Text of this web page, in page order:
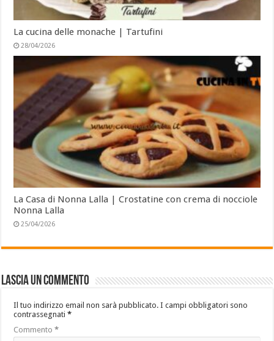
La cucina delle monache | Tartufini
28/04/2026
La Casa di Nonna Lalla | Crostatine con crema di nocciole
Nonna Lalla
25/04/2026
Lascia un commento
Il tuo indirizzo email non sarà pubblicato. I campi obbligatori sono
contrassegnati*
Commento*